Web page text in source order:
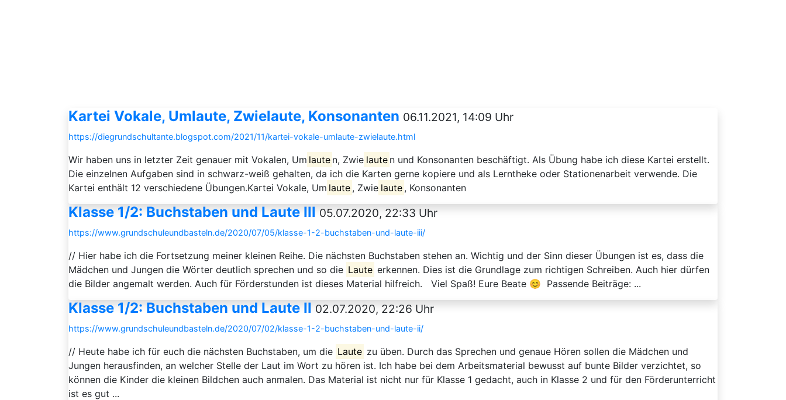
Kartei Vokale, Umlaute, Zwielaute, Konsonanten 06.11.2021, 14:09 Uhr
https://diegrundschultante.blogspot.com/2021/11/kartei-vokale-umlaute-zwielaute.html
Wir haben uns in letzter Zeit genauer mit Vokalen, Um laute n, Zwie laute n und Konsonanten beschäftigt. Als Übung habe ich diese Kartei erstellt.
Die einzelnen Aufgaben sind in schwarz-weiß gehalten, da ich die Karten gerne kopiere und als Lerntheke oder Stationenarbeit verwende. Die
Kartei enthält 12 verschiedene Übungen.Kartei Vokale, Um laute , Zwie laute , Konsonanten
Klasse 1/2: Buchstaben und Laute III 05.07.2020, 22:33 Uhr
https://www.grundschuleundbasteln.de/2020/07/05/klasse-1-2-buchstaben-und-laute-iii/
// Hier habe ich die Fortsetzung meiner kleinen Reihe. Die nächsten Buchstaben stehen an. Wichtig und der Sinn dieser Übungen ist es, dass die
Mädchen und Jungen die Wörter deutlich sprechen und so die Laute erkennen. Dies ist die Grundlage zum richtigen Schreiben. Auch hier dürfen
die Bilder angemalt werden. Auch für Förderstunden ist dieses Material hilfreich. Viel Spaß! Eure Beate 😊 Passende Beiträge: ...
Klasse 1/2: Buchstaben und Laute II 02.07.2020, 22:26 Uhr
https://www.grundschuleundbasteln.de/2020/07/02/klasse-1-2-buchstaben-und-laute-ii/
// Heute habe ich für euch die nächsten Buchstaben, um die Laute zu üben. Durch das Sprechen und genaue Hören sollen die Mädchen und
Jungen herausfinden, an welcher Stelle der Laut im Wort zu hören ist. Ich habe bei dem Arbeitsmaterial bewusst auf bunte Bilder verzichtet, so
können die Kinder die kleinen Bildchen auch anmalen. Das Material ist nicht nur für Klasse 1 gedacht, auch in Klasse 2 und für den Förderunterricht
ist es gut ...